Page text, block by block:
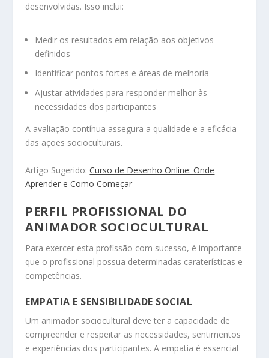
desenvolvidas. Isso inclui:
Medir os resultados em relação aos objetivos
definidos
Identificar pontos fortes e áreas de melhoria
Ajustar atividades para responder melhor às
necessidades dos participantes
A avaliação contínua assegura a qualidade e a eficácia
das ações socioculturais.
Artigo Sugerido:Curso de Desenho Online: Onde
Aprender e Como Começar
PERFIL PROFISSIONAL DO
ANIMADOR SOCIOCULTURAL
Para exercer esta profissão com sucesso, é importante
que o profissional possua determinadas caraterísticas e
competências.
EMPATIA E SENSIBILIDADE SOCIAL
Um animador sociocultural deve ter a capacidade de
compreender e respeitar as necessidades, sentimentos
e experiências dos participantes. A empatia é essencial